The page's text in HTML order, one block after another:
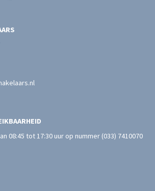
08:45 tot 17:30 uur op nummer (033) 7410070